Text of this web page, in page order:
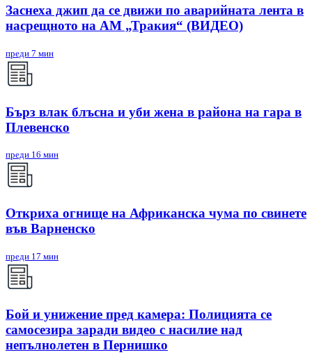
Заснеха джип да се движи по аварийната лента в
насрещното на АМ „Тракия“ (ВИДЕО)
преди 7 мин
Бърз влак блъсна и уби жена в района на гара в
Плевенско
преди 16 мин
Откриха огнище на Африканска чума по свинете
във Варненско
преди 17 мин
Бой и унижение пред камера: Полицията се
самосезира заради видео с насилие над
непълнолетен в Пернишко